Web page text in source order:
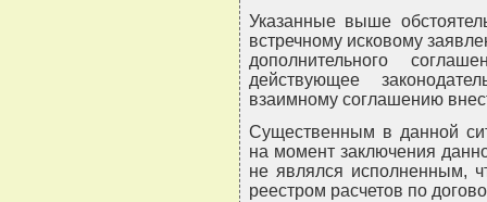
Указанные выше
встречному исковому
дополнительного
действующее
взаимному соглашению
Существенным в данной
на момент заключения
не являлся исполненным,
реестром расчетов по